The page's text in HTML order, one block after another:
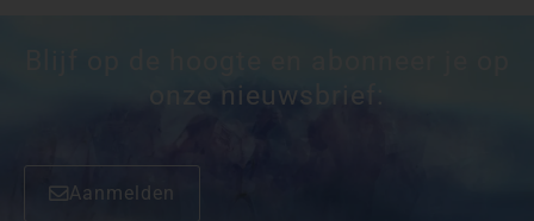
onze nieuwsbrief:
Aanmelden